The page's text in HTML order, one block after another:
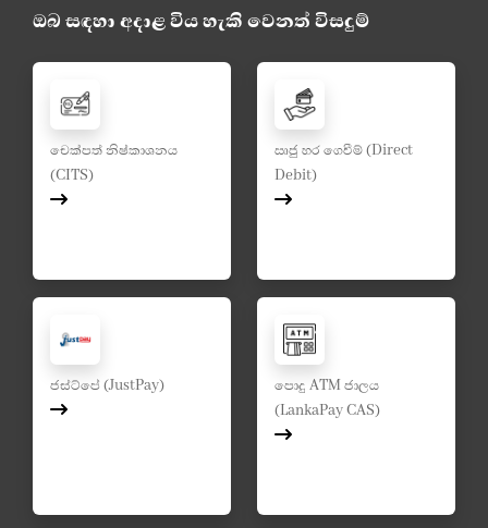
ඔබ සඳහා අදාළ විය හැකි වෙනත් විසදුම්
චෙක්පත් නිෂ්කාශනය
(CITS)
ඍජු හර ගෙවීම් (Direct
Debit)
ජස්ට්පේ (JustPay)
පොදු ATM ජාලය
(LankaPay CAS)